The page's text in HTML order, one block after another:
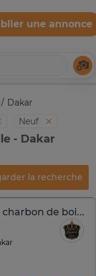
une annonce
Dakar
Neuf
- Dakar
la recherche
Barbecue à charbon de bois avec roue couvercle